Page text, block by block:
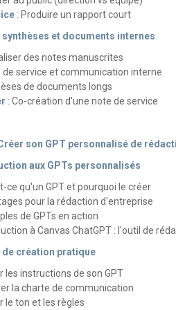
: Produire un rapport court
synthèses et documents internes
des notes manuscrites
de service et communication interne
de documents longs
: Co-création d'une note de service
son GPT personnalisé de
aux GPTs personnalisés
ce qu'un GPT et pourquoi le créer
pour la rédaction d'entreprise
de GPTs en action
à Canvas ChatGPT : l'outil de
de création pratique
les instructions de son GPT
la charte de communication
le ton et les règles